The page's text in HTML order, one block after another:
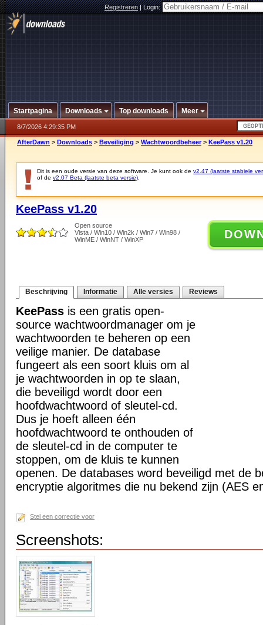
Registreren|Login:
Startpagina Downloads Top downloads Meer
8/7/2026 4:29:35 PM
AfterDawn > Downloads > Beveiliging > Wachtwoordbeheer > KeePass v1.20
Dit is een oude versie van deze software. Je kunt ook de v2.47 (laatste stabiele
of de v2.07 Beta (laatste beta versie)
KeePass v1.20
Open source
Vista / Win10 / Win2k / Win7 / Win98 /
WinME / WinNT / WinXP
Beschrijving Informatie Alle versies Reviews
KeePass is een gratis open-
source wachtwoordmanager om je
wachtwoorden te beheren op een
veilige manier. De database
fungeert als een soort kluis om al
je wachtwoorden in op te slaan,
die beveiligd wordt door een
hoofdwachtwoord of sleutel-cd.
Dus je hoeft alleen één
hoofdwachtwoord te onthouden of
de sleutel-cd in de computer te
stoppen, om de kluis te kunnen
openen. De databases word beveiligd met de
encryptie algoritmes die nu bekend zijn (AES
Stel een correctie voor
Screenshots: